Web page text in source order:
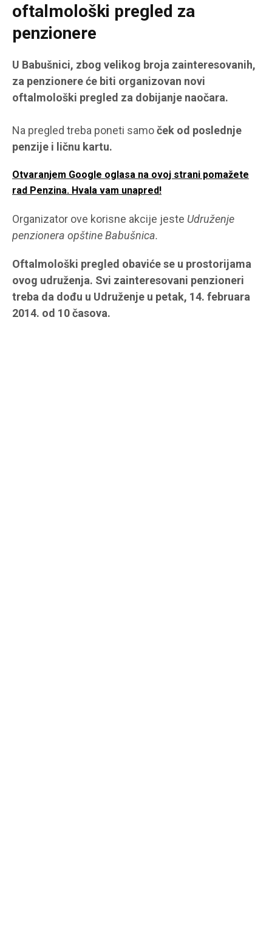
oftalmološki pregled za
penzionere
U Babušnici, zbog velikog broja zainteresovanih,
za penzionere će biti organizovan novi
oftalmološki pregled za dobijanje naočara.
Na pregled treba poneti samoček od poslednje
penzije i ličnu kartu.
Otvaranjem Google oglasa na ovoj strani pomažete
rad Penzina. Hvala vam unapred!
Organizator ove korisne akcije jeste Udruženje
penzionera opštine Babušnica.
Oftalmološki pregled obaviće se u prostorijama
ovog udruženja. Svi zainteresovani penzioneri
treba da dođu u Udruženje u petak, 14. februara
2014. od 10 časova.